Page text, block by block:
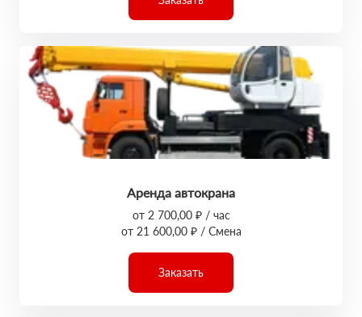
Аренда автокрана
от 2 700,00 ₽ / час
от 21 600,00 ₽ / Смена
Заказать